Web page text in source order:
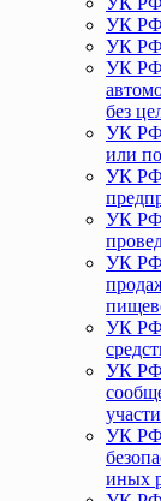
УК РФ
УК РФ
УК РФ
без
УК РФ
или
УК РФ
УК РФ
УК РФ
УК РФ
УК РФ
УК РФ
иных